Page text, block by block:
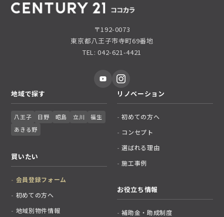
〒192-0073
東京都八王子市寺町69番地
TEL: 042-621-4421
地域で探す
八王子 日野 昭島 立川
福生
あきる野
買いたい
会員登録フォーム
初めての方へ
地域別物件情報
リノベーション
初めての方へ
コンセプト
選ばれる理由
施工事例
お役立ち情報
補助金・助成制度